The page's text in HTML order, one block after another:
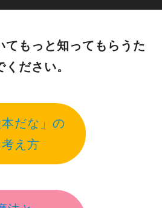
てもっと知ってもらうた
ださい。
本だな」の
え方